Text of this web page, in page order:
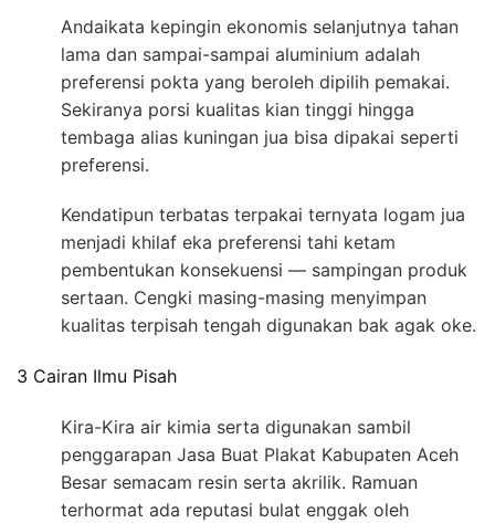
Andaikata kepingin ekonomis selanjutnya tahan
lama dan sampai-sampai aluminium adalah
preferensi pokta yang beroleh dipilih pemakai.
Sekiranya porsi kualitas kian tinggi hingga
tembaga alias kuningan jua bisa dipakai seperti
preferensi.
Kendatipun terbatas terpakai ternyata logam jua
menjadi khilaf eka preferensi tahi ketam
pembentukan konsekuensi — sampingan produk
sertaan. Cengki masing-masing menyimpan
kualitas terpisah tengah digunakan bak agak oke.
3 Cairan Ilmu Pisah
Kira-Kira air kimia serta digunakan sambil
penggarapan Jasa Buat Plakat Kabupaten Aceh
Besar semacam resin serta akrilik. Ramuan
terhormat ada reputasi bulat enggak oleh